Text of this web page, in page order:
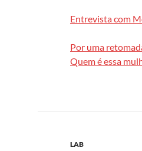
Entrevista com
Por uma
Quem é essa
LAB